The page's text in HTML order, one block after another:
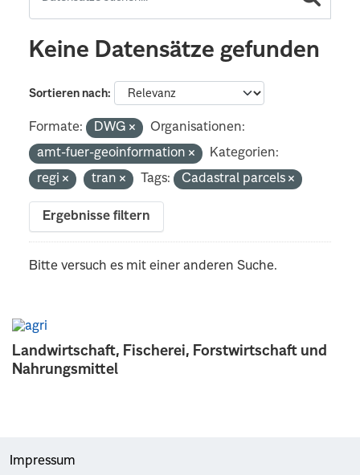
Landwirtschaft, Fischerei, Forstwirtschaft und
Nahrungsmittel
Keine Datensätze gefunden
Sortieren nach
Formate: DWG
Organisationen:
amt-fuer-geoinformation
Kategorien:
regi
tran Tags: Cadastral parcels
Ergebnisse filtern
Bitte versuch es mit einer anderen Suche.
Impressum